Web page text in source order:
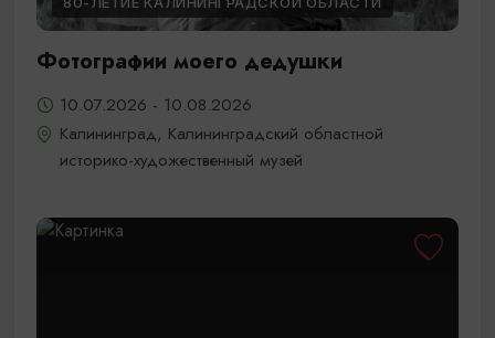
Фотографии моего дедушки
10.07.2026 - 10.08.2026
Калининград, Калининградский областной
историко-художественный музей